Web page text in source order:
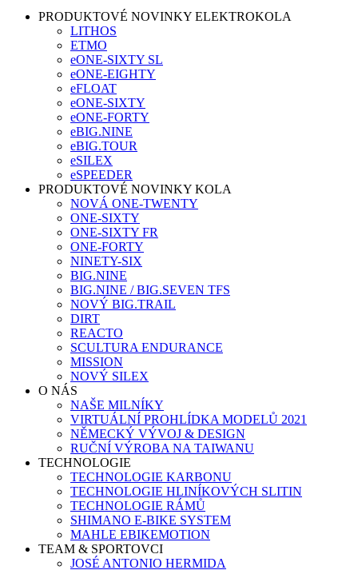
PRODUKTOVÉ NOVINKY ELEKTROKOLA
LITHOS
ETMO
eONE-SIXTY SL
eONE-EIGHTY
eFLOAT
eONE-SIXTY
eONE-FORTY
eBIG.NINE
eBIG.TOUR
eSILEX
eSPEEDER
PRODUKTOVÉ NOVINKY KOLA
NOVÁ ONE-TWENTY
ONE-SIXTY
ONE-SIXTY FR
ONE-FORTY
NINETY-SIX
BIG.NINE
BIG.NINE / BIG.SEVEN TFS
NOVÝ BIG.TRAIL
DIRT
REACTO
SCULTURA ENDURANCE
MISSION
NOVÝ SILEX
O NÁS
NAŠE MILNÍKY
VIRTUÁLNÍ PROHLÍDKA MODELŮ 2021
NĚMECKÝ VÝVOJ & DESIGN
RUČNÍ VÝROBA NA TAIWANU
TECHNOLOGIE
TECHNOLOGIE KARBONU
TECHNOLOGIE HLINÍKOVÝCH SLITIN
TECHNOLOGIE RÁMŮ
SHIMANO E-BIKE SYSTEM
MAHLE EBIKEMOTION
TEAM & SPORTOVCI
JOSÉ ANTONIO HERMIDA